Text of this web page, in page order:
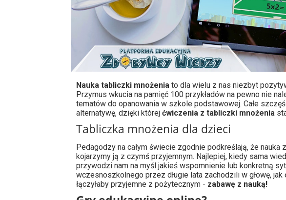
Nauka tabliczki mnożenia to dla wielu z nas niezbyt
Przymus wkucia na pamięć 100 przykładów na pewno nie
tematów do opanowania w szkole podstawowej. Całe
alternatywę, dzięki którejćwiczenia z tabliczki mnożenia
Tabliczka mnożenia dla dzieci
Pedagodzy na całym świecie zgodnie podkreślają, że
kojarzymy ją z czymś przyjemnym. Najlepiej, kiedy sama
przywodzi nam na myśl jakieś wspomnienie lub konkretną
wczesnoszkolnego przez długie lata zachodzili w głowę, jak
łączyłaby przyjemne z pożytecznym - zabawę z nauką!